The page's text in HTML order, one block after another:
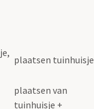
plaatsen tuinhuisje
plaatsen van
tuinhuisje +